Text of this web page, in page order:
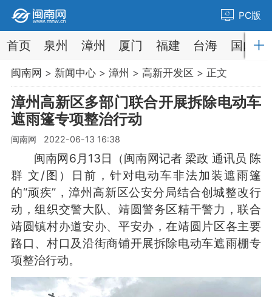
PC版
首页 泉州 漳州 厦门 福建 台海 国内
闽南网 > 新闻中心> 漳州 > 高新开发区 > 正文
漳州高新区多部门联合开展拆除电动车
遮雨篷专项整治行动
闽南网 2022-06-13 16:38
闽南网6月13日（闽南网记者 梁政 通讯员 陈
群 文/图）日前，针对电动车非法加装遮雨篷
的“顽疾”，漳州高新区公安分局结合创城整改行
动，组织交警大队、靖圆警务区精干警力，联合
靖圆镇村办道安办、平安办，在靖圆片区各主要
路口、村口及沿街商铺开展拆除电动车遮雨棚专
项整治行动。